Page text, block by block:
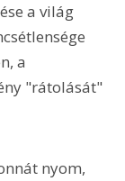
a világ
a
"rátolását"
nyom,